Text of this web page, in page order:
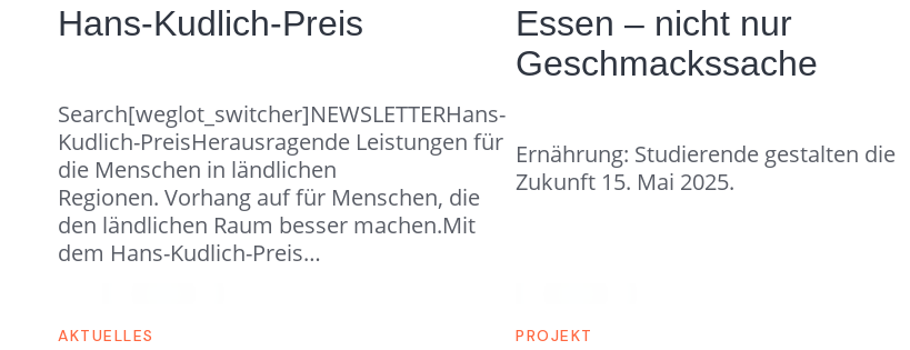
Hans-Kudlich-Preis
Search[weglot_switcher]NEWSLETTERHans-
Kudlich-PreisHerausragende Leistungen für
die Menschen in ländlichen
Regionen. Vorhang auf für Menschen, die
den ländlichen Raum besser machen.Mit
dem Hans-Kudlich-Preis…
Essen – nicht nur
Geschmackssache
Ernährung: Studierende gestalten die
Zukunft 15. Mai 2025.
AKTUELLES PROJEKT